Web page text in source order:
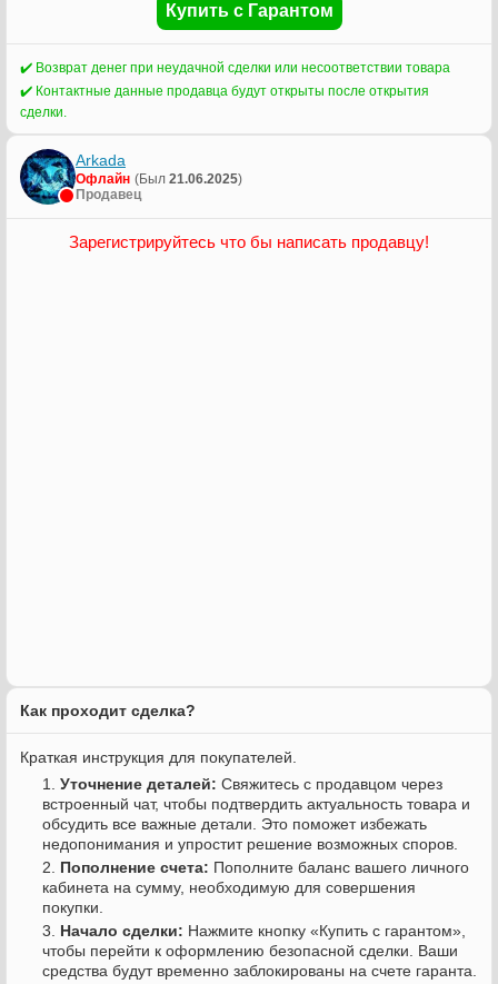
Купить с Гарантом
✔️ Возврат денег при неудачной сделки или несоответствии товара
✔️ Контактные данные продавца будут открыты после открытия
сделки.
Arkada
Офлайн (Был 21.06.2025)
Продавец
Зарегистрируйтесь что бы написать продавцу!
Как проходит сделка?
Краткая инструкция для покупателей.
Уточнение деталей: Свяжитесь с продавцом через
встроенный чат, чтобы подтвердить актуальность товара и
обсудить все важные детали. Это поможет избежать
недопонимания и упростит решение возможных споров.
Пополнение счета: Пополните баланс вашего личного
кабинета на сумму, необходимую для совершения
покупки.
Начало сделки: Нажмите кнопку «Купить с гарантом»,
чтобы перейти к оформлению безопасной сделки. Ваши
средства будут временно заблокированы на счете гаранта.